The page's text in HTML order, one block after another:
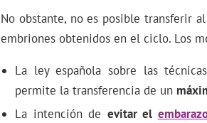
No obstante, no es posible transferir
embriones obtenidos en el ciclo. Los
La ley española sobre las
permite la transferencia de un
La intención de evitar el